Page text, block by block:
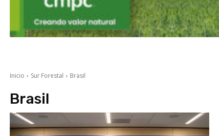
Inicio Sur Forestal Brasil
Brasil